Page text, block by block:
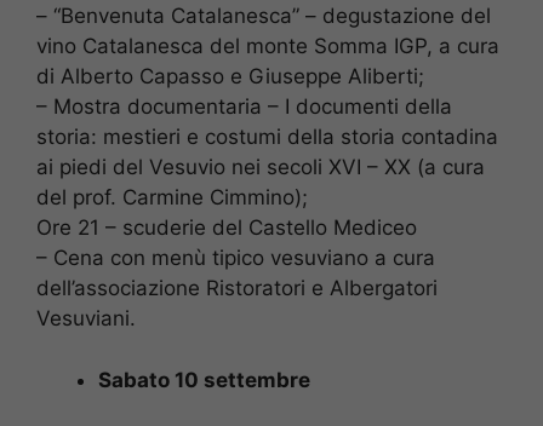
– “Benvenuta Catalanesca” – degustazione del
vino Catalanesca del monte Somma IGP, a cura
di Alberto Capasso e Giuseppe Aliberti;
– Mostra documentaria – I documenti della
storia: mestieri e costumi della storia contadina
ai piedi del Vesuvio nei secoli XVI – XX (a cura
del prof. Carmine Cimmino);
Ore 21 – scuderie del Castello Mediceo
– Cena con menù tipico vesuviano a cura
dell’associazione Ristoratori e Albergatori
Vesuviani.
Sabato 10 settembre